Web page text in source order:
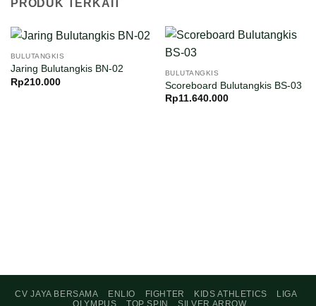
PRODUK TERKAIT
BULUTANGKIS
Jaring Bulutangkis BN-02
Rp210.000
BULUTANGKIS
Scoreboard Bulutangkis BS-03
Rp11.640.000
CV JAYA BERSAMA ENLIO FIGHTER KIDS ATHLETICS
LIGA